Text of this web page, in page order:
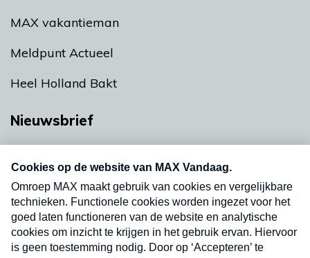
MAX vakantieman
Meldpunt Actueel
Heel Holland Bakt
Nieuwsbrief
nieuwsbrief. Elke vrijdag- en dinsdagochtend in
uw mailbox.
Verzend